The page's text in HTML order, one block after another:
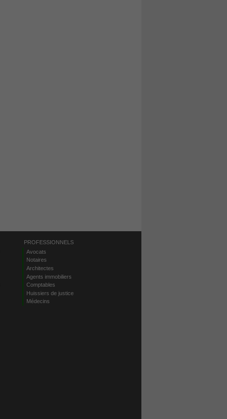
PROFESSIONNELS
Avocats
Notaires
Architectes
Agents immobiliers
Comptables
Huissiers de justice
Médecins